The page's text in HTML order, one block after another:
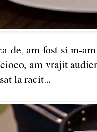
de, am fost si m-
am vrajit
la racit...